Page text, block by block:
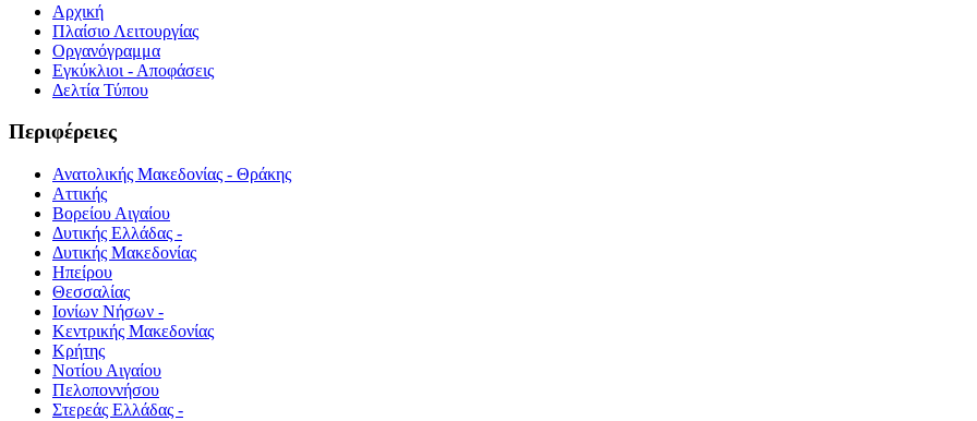
Αρχική
Πλαίσιο Λειτουργίας
Οργανόγραμμα
Εγκύκλιοι - Αποφάσεις
Δελτία Τύπου
Περιφέρειες
Ανατολικής Μακεδονίας - Θράκης
Αττικής
Βορείου Αιγαίου
Δυτικής Ελλάδας -
Δυτικής Μακεδονίας
Ηπείρου
Θεσσαλίας
Ιονίων Νήσων -
Κεντρικής Μακεδονίας
Κρήτης
Νοτίου Αιγαίου
Πελοποννήσου
Στερεάς Ελλάδας -